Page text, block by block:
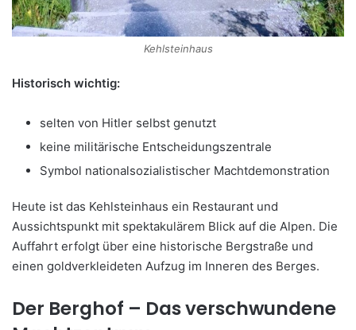
Kehlsteinhaus
Historisch wichtig:
selten von Hitler selbst genutzt
keine militärische Entscheidungszentrale
Symbol nationalsozialistischer Machtdemonstration
Heute ist das Kehlsteinhaus ein Restaurant und
Aussichtspunkt mit spektakulärem Blick auf die Alpen. Die
Auffahrt erfolgt über eine historische Bergstraße und
einen goldverkleideten Aufzug im Inneren des Berges.
Der Berghof – Das verschwundene